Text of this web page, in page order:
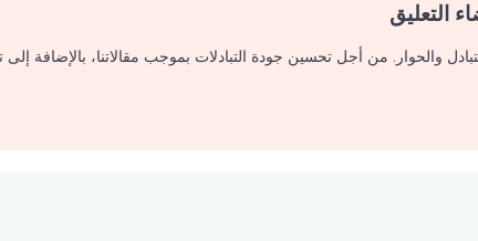
التعليق
والحوار. من أجل تحسين جودة التبادلات بموجب مقالاتنا، بالإضافة